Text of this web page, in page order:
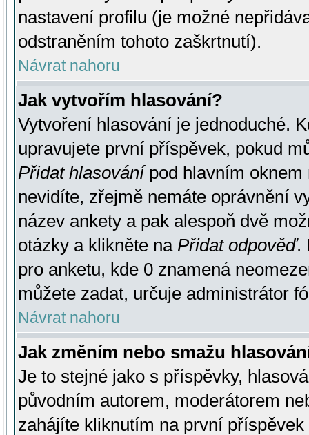
nastavení profilu (je možné
odstraněním tohoto zaškrtnutí).
Návrat nahoru
Jak vytvořím hlasování?
Vytvoření hlasování je jednoduché.
upravujete první příspěvek, pokud
Přidat hlasovánípod hlavním oknem
nevidíte, zřejmě nemáte oprávnění
název ankety a pak alespoň dvě
otázky a klikněte na Přidat odpověď.
pro anketu, kde 0 znamená
můžete zadat, určuje administrátor
Návrat nahoru
Jak změním nebo smažu
Je to stejné jako s příspěvky,
původním autorem, moderátorem
zahájíte kliknutím na první